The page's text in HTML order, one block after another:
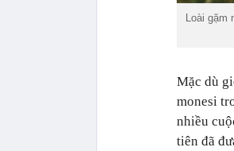
Loài gặm
Mặc dù
monesi
nhiều
tiên đã